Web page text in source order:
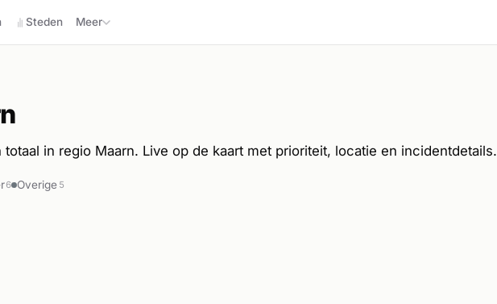
Steden Meer
in regio Maarn. Live op de kaart met prioriteit, locatie en incidentdetails.
6 Overige 5